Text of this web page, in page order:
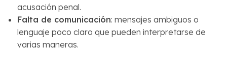
acusación penal.
Falta de comunicación: mensajes ambiguos o
lenguaje poco claro que pueden interpretarse de
varias maneras.